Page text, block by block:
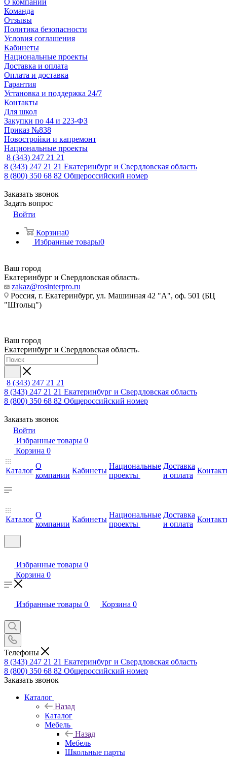
О компании
Команда
Отзывы
Политика безопасности
Условия соглашения
Кабинеты
Национальные проекты
Доставка и оплата
Оплата и доставка
Гарантия
Установка и поддержка 24/7
Контакты
Для школ
Закупки по 44 и 223-ФЗ
Приказ №838
Новостройки и капремонт
Национальные проекты
8 (343) 247 21 21
8 (343) 247 21 21 Екатеринбург и Свердловская область
8 (800) 350 68 82 Общероссийский номер
Заказать звонок
Задать вопрос
Войти
Корзина0
Избранные товары0
Ваш город
Екатеринбург и Свердловская область
zakaz@rosinterpro.ru
Россия, г. Екатеринбург, ул. Машинная 42 "А", оф. 501 (БЦ
"Штольц")
Ваш город
Екатеринбург и Свердловская область
8 (343) 247 21 21
8 (343) 247 21 21 Екатеринбург и Свердловская область
8 (800) 350 68 82 Общероссийский номер
Заказать звонок
Войти
Избранные товары 0
Корзина 0
Каталог
О
компании
Кабинеты
Национальные
проекты
Доставка
и оплата
Каталог
О
компании
Кабинеты
Национальные
проекты
Доставка
и оплата
Избранные товары 0
Корзина 0
Избранные товары 0 Корзина 0
Телефоны
8 (343) 247 21 21 Екатеринбург и Свердловская область
8 (800) 350 68 82 Общероссийский номер
Заказать звонок
Каталог
Назад
Каталог
Мебель
Назад
Мебель
Школьные парты